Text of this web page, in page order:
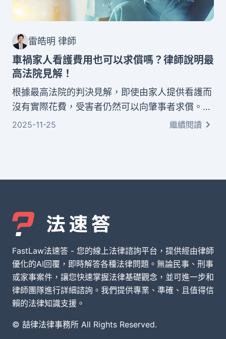
雷皓明 律師
車禍家人看護費用也可以求償嗎？律師說明最
高法院見解！
根據最高法院的判決見解，即使由家人提供看護而
沒有實際花費，受害者仍然可以向肇事者求償。法
院認為家人的照顧勞力可以用金錢衡量，應該比照
2025-11-25 繼續閱讀
FastLaw法速答 - 您的線上法律諮詢平台，提供經由律師
優化的AI回覆，即時解答各種法律問題。無論民事、刑事
或家事案件，讓您快速掌握法律基礎觀念，並可進一步和
律師團隊進行詳細諮詢。我們提供專業、準確、且值得信
賴的法律知識支援。
© 喆律法律事務所 All Rights Reserved.